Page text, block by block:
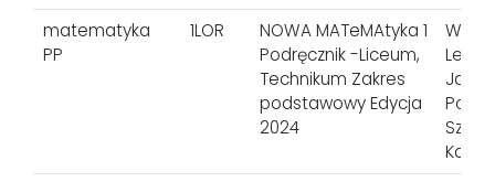
matematyka
PP
1LOR
NOWA MATeMAtyka 1
Podręcznik -Liceum,
Technikum Zakres
podstawowy Edycja
2024
Lech